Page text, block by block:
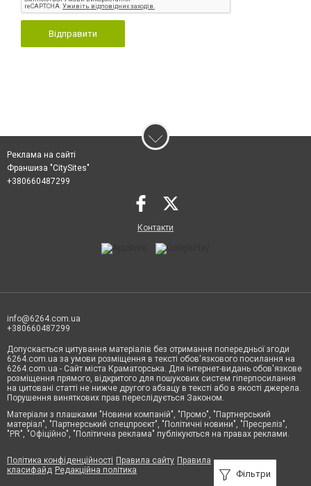
Відправити
Фільтри
Реклама на сайті
Франшиза "CitySites"
+380660487299
Контакти
info@6264.com.ua
+380660487299
Допускається цитування матеріалів без отримання попередньої згоди
6264.com.ua за умови розміщення в тексті обов'язкового посилання на
6264.com.ua - Сайт міста Краматорська. Для інтернет-видань обов'язкове
розміщення прямого, відкритого для пошукових систем гіперпосилання
на цитовані статті не нижче другого абзацу в тексті або в якості джерела.
Порушення виняткових прав переслідується Законом.
Матеріали з плашками "Новини компаній", "Промо", "Партнерський
матеріал", "Партнерський спецпроєкт", "Політичні новини", "Пресреліз",
"PR", "Офіційно", "Політична реклама" публікуються на правах реклами.
Політика конфіденційності Правила сайту Правила
класифайд Редакційна політика